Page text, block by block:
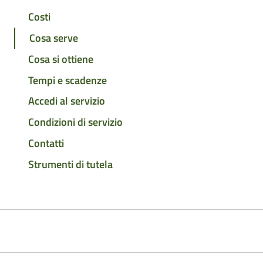
Costi
Cosa serve
Cosa si ottiene
Tempi e scadenze
Accedi al servizio
Condizioni di servizio
Contatti
Strumenti di tutela